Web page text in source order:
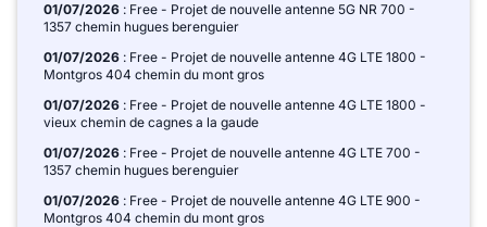
01/07/2026 : Free - Projet de nouvelle antenne 5G NR 700 -
1357 chemin hugues berenguier
01/07/2026 : Free - Projet de nouvelle antenne 4G LTE 1800 -
Montgros 404 chemin du mont gros
01/07/2026 : Free - Projet de nouvelle antenne 4G LTE 1800 -
vieux chemin de cagnes a la gaude
01/07/2026 : Free - Projet de nouvelle antenne 4G LTE 700 -
1357 chemin hugues berenguier
01/07/2026 : Free - Projet de nouvelle antenne 4G LTE 900 -
Montgros 404 chemin du mont gros